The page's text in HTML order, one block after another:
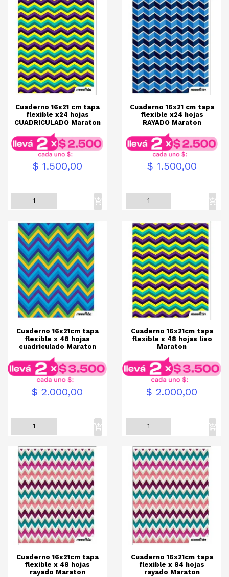
Cuaderno 16x21 cm tapa
flexible x24 hojas
CUADRICULADO Maraton
Precio
$ 1.500,00
Cuaderno 16x21 cm tapa
flexible x24 hojas
RAYADO Maraton
$ 1.500,00
Cuaderno 16x21cm tapa
flexible x 48 hojas
cuadriculado Maraton
Precio$ 2.000,00
Cuaderno 16x21cm tapa
flexible x 48 hojas liso
Maraton
Precio$ 2.000,00
Cuaderno 16x21cm tapa
flexible x 48 hojas
rayado Maraton
Cuaderno 16x21cm tapa
flexible x 84 hojas
rayado Maraton